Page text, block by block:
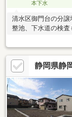
本下水
清水区御門台の分
整池、下水道の検査
静岡県静